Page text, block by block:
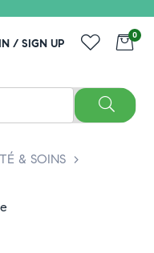
/ SIGN UP
0
& SOINS >